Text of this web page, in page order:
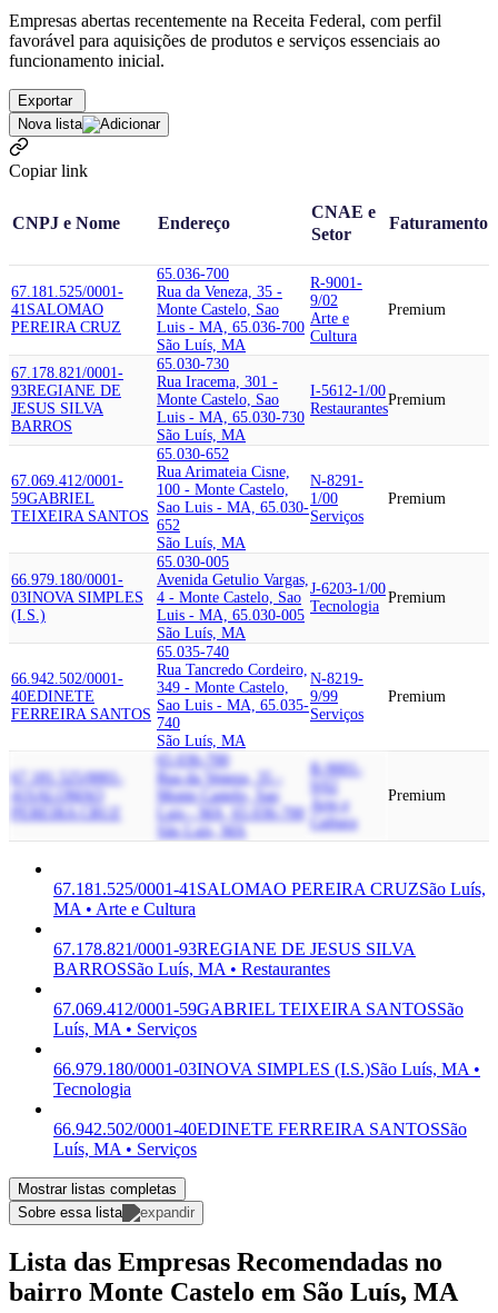
Empresas abertas recentemente na Receita Federal, com perfil
favorável para aquisições de produtos e serviços essenciais ao
funcionamento inicial.
Exportar
Nova lista
Copiar link
CNPJ e Nome Endereço
CNAE e
Setor
Faturamento
67.181.525/0001-
41SALOMAO
PEREIRA CRUZ
65.036-700
Rua da Veneza, 35 -
Monte Castelo, Sao
Luis - MA, 65.036-700
São Luís, MA
R-9001-
9/02
Arte e
Cultura
Premium
67.178.821/0001-
93REGIANE DE
JESUS SILVA
BARROS
65.030-730
Rua Iracema, 301 -
Monte Castelo, Sao
Luis - MA, 65.030-730
São Luís, MA
I-5612-1/00
Restaurantes
Premium
67.069.412/0001-
59GABRIEL
TEIXEIRA SANTOS
65.030-652
Rua Arimateia Cisne,
100 - Monte Castelo,
Sao Luis - MA, 65.030-
652
São Luís, MA
N-8291-
1/00
Serviços
Premium
66.979.180/0001-
03INOVA SIMPLES
(I.S.)
65.030-005
Avenida Getulio Vargas,
4 - Monte Castelo, Sao
Luis - MA, 65.030-005
São Luís, MA
J-6203-1/00
Tecnologia
Premium
66.942.502/0001-
40EDINETE
FERREIRA SANTOS
65.035-740
Rua Tancredo Cordeiro,
349 - Monte Castelo,
Sao Luis - MA, 65.035-
740
São Luís, MA
N-8219-
9/99
Serviços
Premium
67.181.525/0001-
41
SALOMAO
PEREIRA CRUZ
65.036-700
Rua da Veneza, 35 -
Monte Castelo, Sao
Luis - MA, 65.036-700
São Luís, MA
R-9001-
Arte e
Cultura
Premium
67.181.525/0001-41 SALOMAO PEREIRA CRUZSão Luís,
MA • Arte e Cultura
67.178.821/0001-93REGIANE DE JESUS SILVA
BARROSSão Luís, MA • Restaurantes
67.069.412/0001-59GABRIEL TEIXEIRA SANTOSSão
Luís, MA • Serviços
66.979.180/0001-03INOVA SIMPLES (I.S.)São Luís, MA •
Tecnologia
66.942.502/0001-40EDINETE FERREIRA SANTOSSão
Luís, MA • Serviços
Mostrar listas completas
Sobre essa lista
Lista das Empresas Recomendadas no
bairro Monte Castelo em São Luís, MA